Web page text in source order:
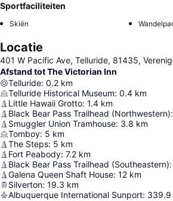
Sportfaciliteiten
Skiёn
Locatie
401 W Pacific Ave, Telluride, 81435,
Afstand tot The Victorian Inn
Telluride: 0.2 km
Telluride Historical Museum: 0.4 km
Little Hawaii Grotto: 1.4 km
Black Bear Pass Trailhead (Northwestern):
Smuggler Union Tramhouse: 3.8 km
Tomboy: 5 km
The Steps: 5 km
Fort Peabody: 7.2 km
Black Bear Pass Trailhead (Southeastern):
Galena Queen Shaft House: 12 km
Silverton: 19.3 km
Albuquerque International Sunport: 339.9